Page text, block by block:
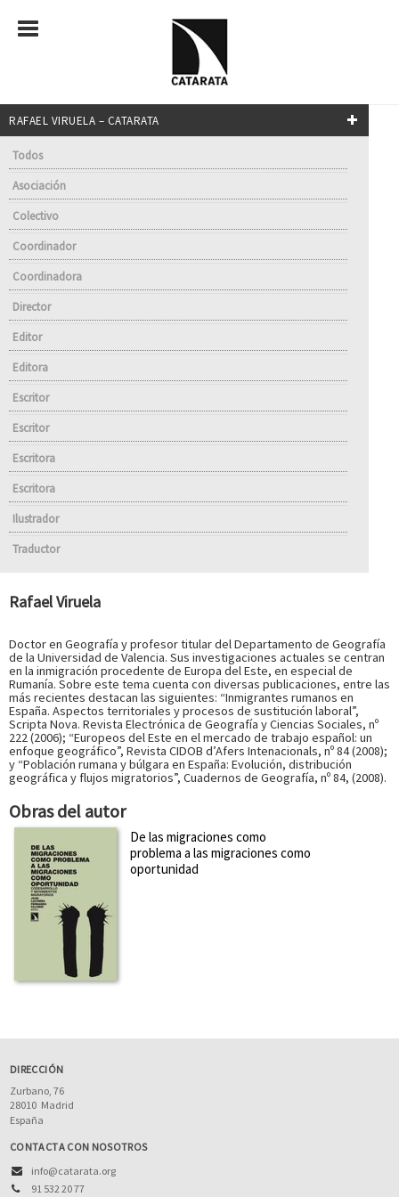
RAFAEL VIRUELA – CATARATA
Todos
Asociación
Colectivo
Coordinador
Coordinadora
Director
Editor
Editora
Escritor
Escritor
Escritora
Escritora
Ilustrador
Traductor
Rafael Viruela
Doctor en Geografía y profesor titular del Departamento de Geografía
de la Universidad de Valencia. Sus investigaciones actuales se centran
en la inmigración procedente de Europa del Este, en especial de
Rumanía. Sobre este tema cuenta con diversas publicaciones, entre las
más recientes destacan las siguientes: “Inmigrantes rumanos en
España. Aspectos territoriales y procesos de sustitución laboral”,
Scripta Nova. Revista Electrónica de Geografía y Ciencias Sociales, nº
222 (2006); “Europeos del Este en el mercado de trabajo español: un
enfoque geográfico”, Revista CIDOB d’Afers Intenacionals, nº 84 (2008);
y “Población rumana y búlgara en España: Evolución, distribución
geográfica y flujos migratorios”, Cuadernos de Geografía, nº 84, (2008).
Obras del autor
De las migraciones como
problema a las migraciones como
oportunidad
DIRECCIÓN
Zurbano, 76
28010 Madrid
España
CONTACTA CON NOSOTROS
info@catarata.org
91 532 20 77